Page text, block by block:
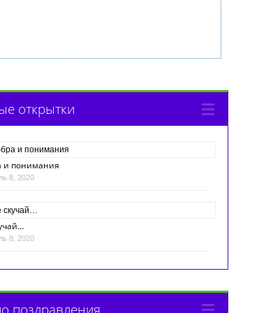
открытки
и понимания
8, 2020
8, 2020
поздравления